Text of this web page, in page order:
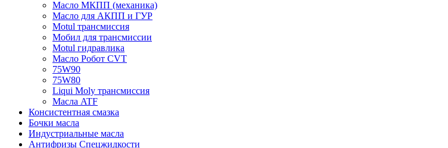
Масло МКПП (механика)
Масло для АКПП и ГУР
Motul трансмиссия
Мобил для трансмиссии
Motul гидравлика
Масло Робот CVT
75W90
75W80
Liqui Moly трансмиссия
Масла ATF
Консистентная смазка
Бочки масла
Индустриальные масла
Антифризы Спецжидкости